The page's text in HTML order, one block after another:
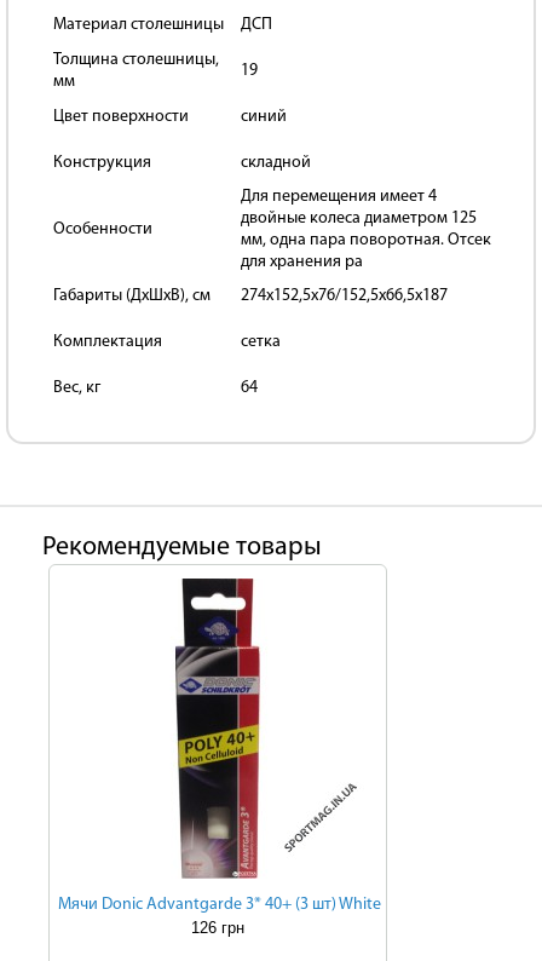
Материал столешницы
ДСП
Толщина столешницы,
мм
19
Цвет поверхности синий
Конструкция складной
Особенности
Для перемещения имеет 4
двойные колеса диаметром 125
мм, одна пара поворотная. Отсек
для хранения ра
Габариты (ДхШхВ), см
274x152,5x76/152,5х66,5х187
Комплектация сетка
Вес, кг 64
Рекомендуемые товары
Мячи Donic Advantgarde 3* 40+ (3 шт) White
126 грн